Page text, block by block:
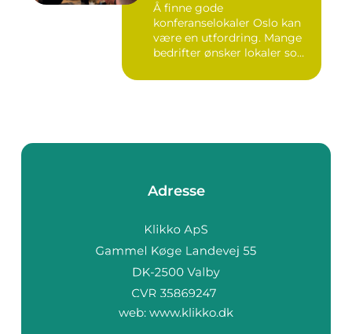
Å finne gode
konferanselokaler Oslo kan
være en utfordring. Mange
bedrifter ønsker lokaler som
Adresse
web: www.klikko.dk